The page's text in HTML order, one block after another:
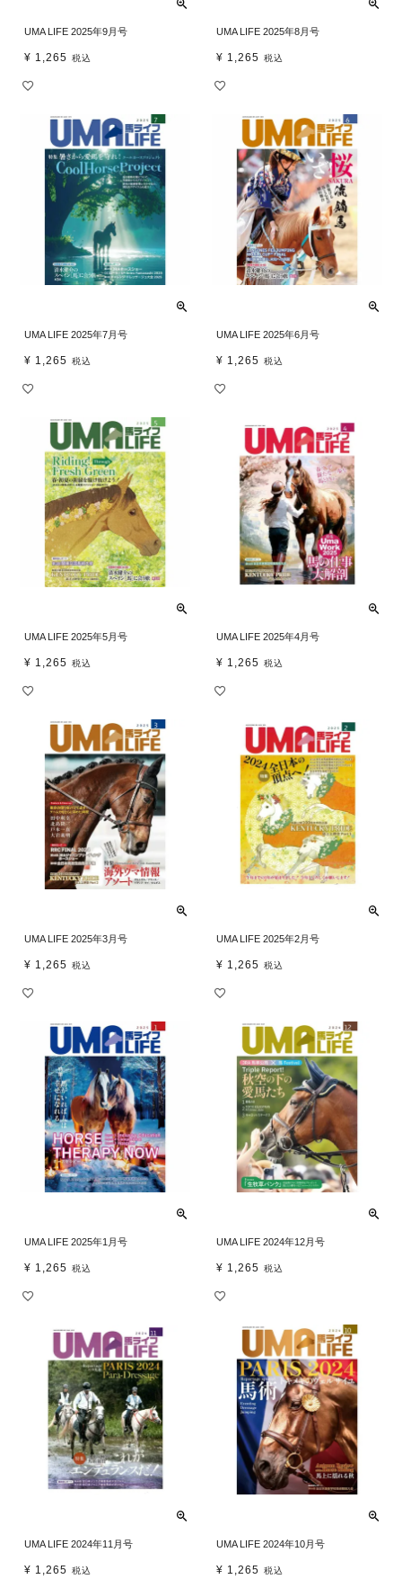
UMA LIFE 2025年9月号
¥ 1,265 税込
UMA LIFE 2025年8月号
¥ 1,265 税込
UMA LIFE 2025年7月号
¥ 1,265 税込
UMA LIFE 2025年6月号
¥ 1,265 税込
UMA LIFE 2025年5月号
¥ 1,265 税込
UMA LIFE 2025年4月号
¥ 1,265 税込
UMA LIFE 2025年3月号
¥ 1,265 税込
UMA LIFE 2025年2月号
¥ 1,265 税込
UMA LIFE 2025年1月号
¥ 1,265 税込
UMA LIFE 2024年12月号
¥ 1,265 税込
UMA LIFE 2024年11月号
¥ 1,265 税込
UMA LIFE 2024年10月号
¥ 1,265 税込